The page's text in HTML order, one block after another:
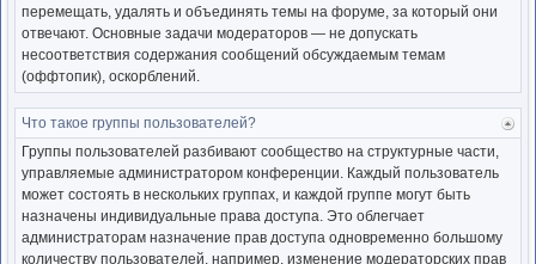
перемещать, удалять и объединять темы на форуме, за который они
отвечают. Основные задачи модераторов — не допускать
несоответствия содержания сообщений обсуждаемым темам
(оффтопик), оскорблений.
Что такое группы пользователей?
Группы пользователей разбивают сообщество на структурные части,
управляемые администратором конференции. Каждый пользователь
может состоять в нескольких группах, и каждой группе могут быть
назначены индивидуальные права доступа. Это облегчает
администраторам назначение прав доступа одновременно большому
количеству пользователей, например, изменение модераторских прав